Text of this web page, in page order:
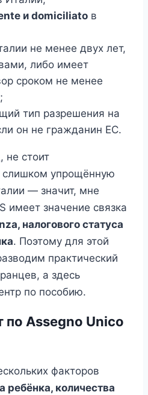
и domiciliato в
не менее двух лет,
либо имеет
сроком не менее
тип разрешения на
он не гражданин ЕС.
не стоит
слишком упрощённую
— значит, мне
имеет значение связка
налогового статуса
. Поэтому для этой
практический
а здесь
по пособию.
по Assegno Unico
факторов
ребёнка, количества